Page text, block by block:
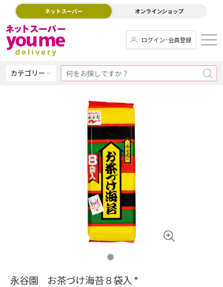
ネットスーパー オンラインショップ
ログイン･会員登録
カテゴリー
永谷園 お茶づけ海苔８袋入 *